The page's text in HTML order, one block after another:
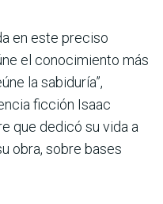
en este preciso
el conocimiento más
la sabiduría”,
ficción Isaac
que dedicó su vida a
obra, sobre bases